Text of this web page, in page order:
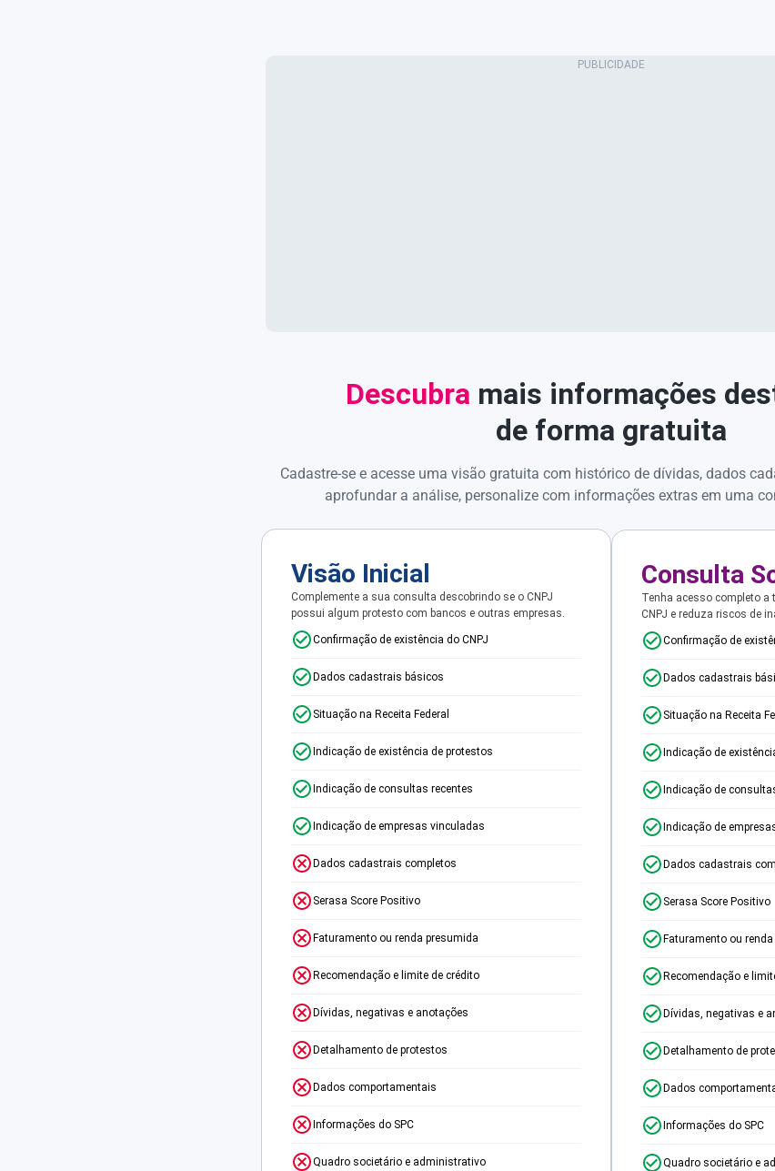
Descubra mais informações
de forma gratuita
Cadastre-se e acesse uma visão gratuita com histórico de dívidas, dados
aprofundar a análise, personalize com informações extras em uma
Visão Inicial
Complemente a sua consulta descobrindo se o CNPJ
possui algum protesto com bancos e outras empresas.
Confirmação de existência do CNPJ
Dados cadastrais básicos
Situação na Receita Federal
Indicação de existência de protestos
Indicação de consultas recentes
Indicação de empresas vinculadas
Dados cadastrais completos
Serasa Score Positivo
Faturamento ou renda presumida
Recomendação e limite de crédito
Dívidas, negativas e anotações
Detalhamento de protestos
Dados comportamentais
Informações do SPC
Quadro societário e administrativo
Consulta
Tenha acesso completo
CNPJ e reduza riscos de
Confirmação de
Dados cadastrais
Situação na Receita
Indicação de
Indicação de
Indicação de
Dados cadastrais
Serasa Score Positivo
Faturamento ou
Recomendação e
Dívidas, negativas e
Detalhamento de
Dados
Informações do SPC
Quadro societário e